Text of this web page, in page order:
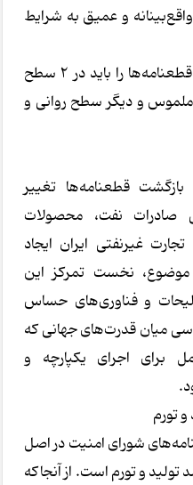
و عمیق به شرایط
برای این منظور باید آثار واقعی قطعنامه‌ها را باید در ۲ سطح
و دیگر سطح روانی و
قطعنامه‌ها تغییر
نفت، محصولات
غیرنفتی ایران ایجاد
نخست تمرکز این
و فناوری‌های حساس
میان قدرت‌های جهانی که
برای اجرای یکپارچه و
و تورم
شورای امنیت در اصل
تولید و تورم است. از آنجاکه